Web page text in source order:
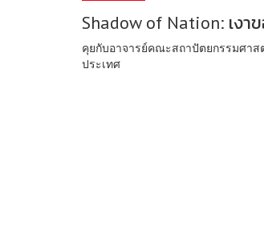
Shadow of Nation: เงา
คุยกับอาจารย์คณะสถาปัตยกรรมศาส
ประเทศ